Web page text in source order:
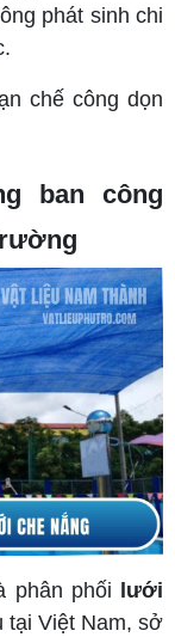
phát sinh chi
chế công dọn
ban công
phân phối lưới
tại Việt Nam, sở